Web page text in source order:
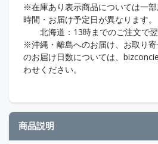
※在庫あり表示商品については一
時間・お届け予定日が異なります。
北海道：13時までのご注文で翌
※沖縄・離島へのお届け、お取り
のお届け日数については、
わせください。
商品説明